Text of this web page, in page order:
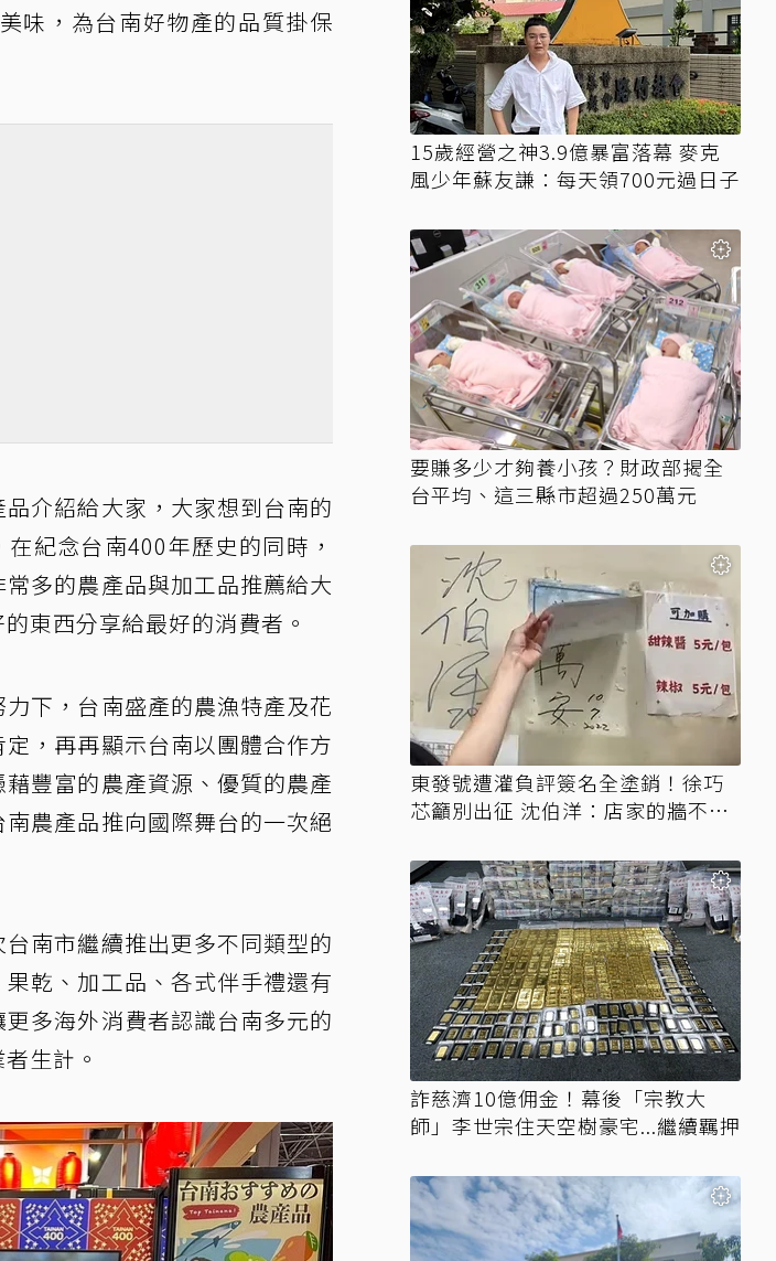
味，為台南好物產的品質掛保
介紹給大家，大家想到台南的
紀念台南400年歷史的同時，
多的農產品與加工品推薦給大
東西分享給最好的消費者。
下，台南盛產的農漁特產及花
，再再顯示台南以團體合作方
豐富的農產資源、優質的農產
農產品推向國際舞台的一次絕
南市繼續推出更多不同類型的
乾、加工品、各式伴手禮還有
多海外消費者認識台南多元的
生計。
15歲經營之神3.9億暴富落幕 麥克
風少年蘇友謙：每天領700元過日子
要賺多少才夠養小孩？財政部揭全
台平均、這三縣市超過250萬元
東發號遭灌負評簽名全塗銷！徐巧
芯籲別出征 沈伯洋：店家的牆不需
詐慈濟10億佣金！幕後「宗教大
師」李世宗住天空樹豪宅...繼續羈押